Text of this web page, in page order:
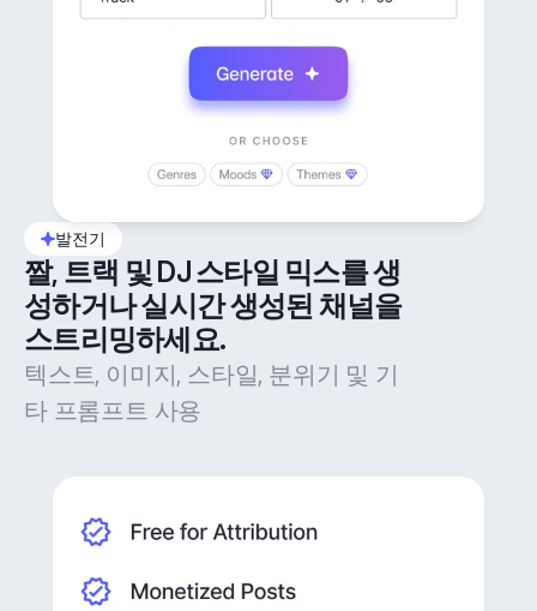
발전기
짤, 트랙 및 DJ 스타일 믹스를 생
성하거나 실시간 생성된 채널을
스트리밍하세요.
텍스트, 이미지, 스타일, 분위기 및 기
타 프롬프트 사용